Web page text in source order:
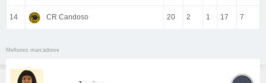
14 CR Candoso 20 2 1 17 7
Melhores marcadores